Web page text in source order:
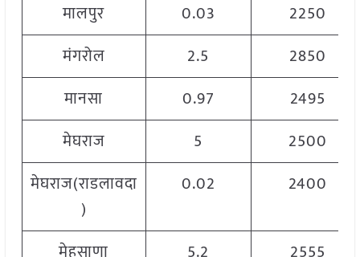
मालपुर 0.03
2250
मंगरोल
2.5
2850
मानसा
0.97
2495
मेघराज
5
2500
मेघराज(राडलावदा
)
0.02 2400